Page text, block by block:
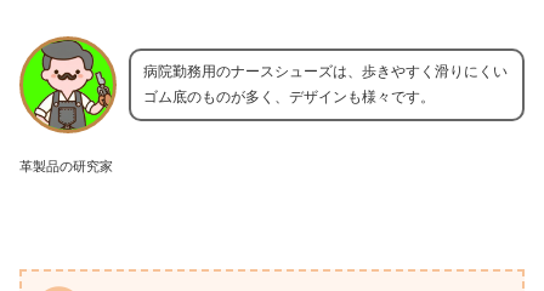
革製品の研究家
病院勤務用のナースシューズは、歩きやすく滑りにくい
ゴム底のものが多く、デザインも様々です。